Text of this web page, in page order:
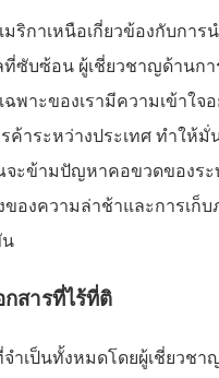
ริกาเหนือเกี่ยวข้องกับการ
ที่ซับซ้อน ผู้เชี่ยวชาญด้านก
ฉพาะของเรามีความเข้าใจ
ค้าระหว่างประเทศ ทำให้มั่
จะข้ามปัญหาคอขวดของระ
ของความล่าช้าและการเก็บ
น
กสารที่ไร้ที่ติ
จำเป็นทั้งหมดโดยผู้เชี่ยวชา